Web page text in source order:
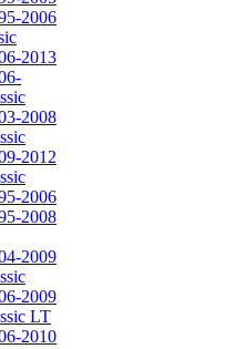
2006
2013
2008
2012
2006
2008
2009
2009
LT
2010